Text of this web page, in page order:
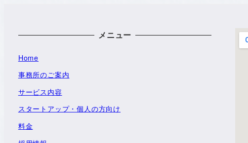
メニュー
Home
事務所のご案内
サービス内容
スタートアップ・個人の方向け
料金